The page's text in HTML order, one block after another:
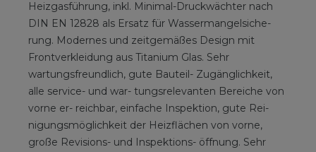
Heizgasführung, inkl. Minimal-Druckwächter nach
DIN EN 12828 als Ersatz für Wassermangelsiche-
rung. Modernes und zeitgemäßes Design mit
Frontverkleidung aus Titanium Glas. Sehr
wartungsfreundlich, gute Bauteil- Zugänglichkeit,
alle service- und war- tungsrelevanten Bereiche von
vorne er- reichbar, einfache Inspektion, gute Rei-
nigungsmöglichkeit der Heizflächen von vorne,
große Revisions- und Inspektions- öffnung. Sehr